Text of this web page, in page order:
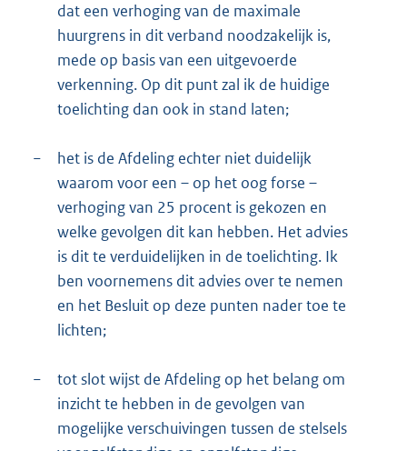
dat een verhoging van de maximale
huurgrens in dit verband noodzakelijk is,
mede op basis van een uitgevoerde
verkenning. Op dit punt zal ik de huidige
toelichting dan ook in stand laten;
−
het is de Afdeling echter niet duidelijk
waarom voor een – op het oog forse –
verhoging van 25 procent is gekozen en
welke gevolgen dit kan hebben. Het advies
is dit te verduidelijken in de toelichting. Ik
ben voornemens dit advies over te nemen
en het Besluit op deze punten nader toe te
lichten;
−
tot slot wijst de Afdeling op het belang om
inzicht te hebben in de gevolgen van
mogelijke verschuivingen tussen de stelsels